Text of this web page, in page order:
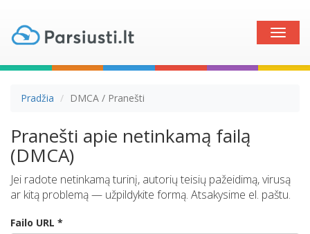
Toggle
Pradžia DMCA / Pranešti
Pranešti apie netinkamą failą
(DMCA)
Jei radote netinkamą turinį, autorių teisių pažeidimą, virusą
ar kitą problemą — užpildykite formą. Atsakysime el. paštu.
Failo URL *